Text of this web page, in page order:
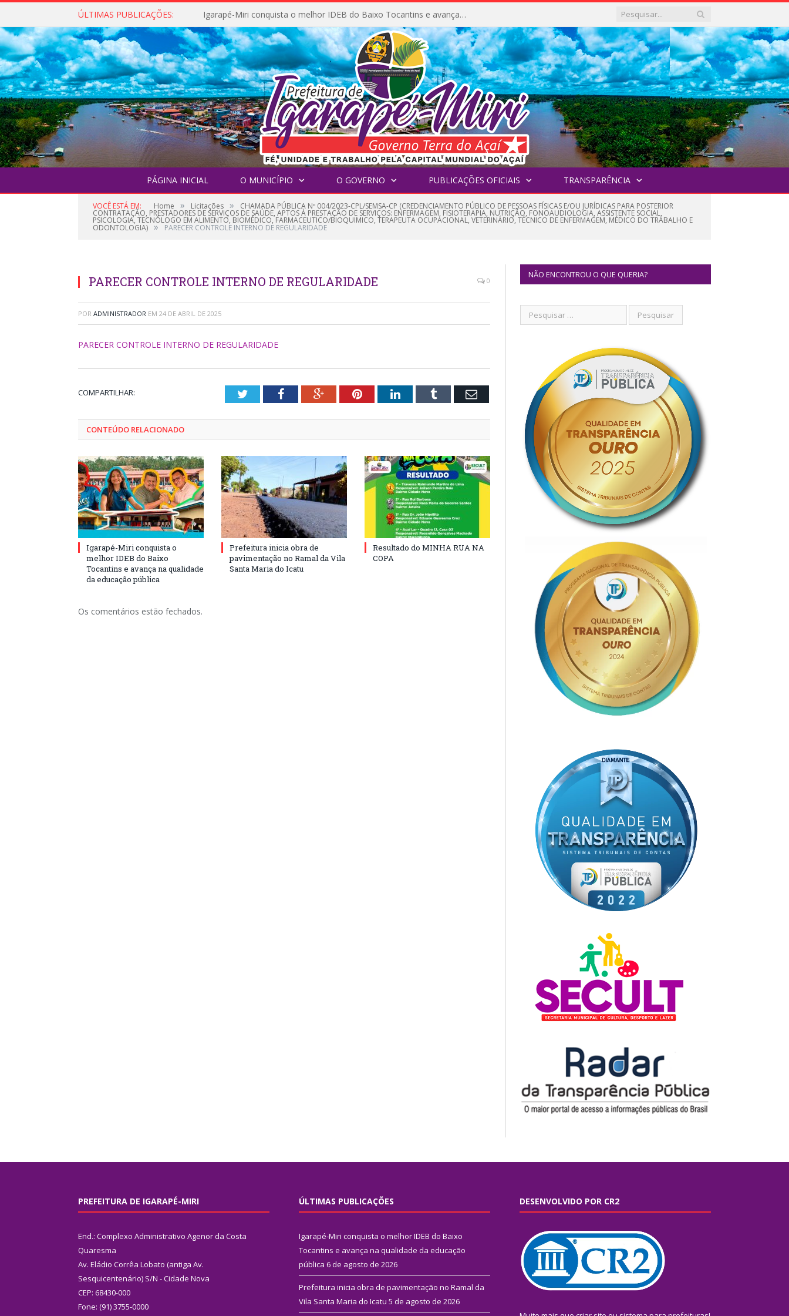
ÚLTIMAS PUBLICAÇÕES: Igarapé-Miri conquista o melhor IDEB do Baixo Tocantins e avança na qualidade da educação pública
PÁGINA INICIAL O MUNICÍPIO O GOVERNO PUBLICAÇÕES OFICIAIS TRANSPARÊNCIA
VOCÊ ESTÁ EM: Home » Licitações » CHAMADA PÚBLICA Nº 004/2023-CPL/SEMSA-CP (CREDENCIAMENTO PÚBLICO DE PESSOAS FÍSICAS E/OU JURÍDICAS PARA POSTERIOR
CONTRATAÇÃO, PRESTADORES DE SERVIÇOS DE SAÚDE, APTOS À PRESTAÇÃO DE SERVIÇOS: ENFERMAGEM, FISIOTERAPIA, NUTRIÇÃO, FONOAUDIOLOGIA, ASSISTENTE SOCIAL,
PSICOLOGIA, TECNÓLOGO EM ALIMENTO, BIOMÉDICO, FARMACEUTICO/BIOQUIMICO, TERAPEUTA OCUPACIONAL, VETERINÁRIO, TÉCNICO DE ENFERMAGEM, MÉDICO DO TRABALHO E
ODONTOLOGIA) » PARECER CONTROLE INTERNO DE REGULARIDADE
PARECER CONTROLE INTERNO DE REGULARIDADE 0
POR ADMINISTRADOR EM 24 DE ABRIL DE 2025
PARECER CONTROLE INTERNO DE REGULARIDADE
COMPARTILHAR: TwitterFacebookGoogle+PinterestLinkedInTumblr Email
CONTEÚDO RELACIONADO
Igarapé-Miri conquista o
melhor IDEB do Baixo
Tocantins e avança na qualidade
da educação pública
Prefeitura inicia obra de
pavimentação no Ramal da Vila
Santa Maria do Icatu
Resultado do MINHA RUA NA
COPA
Os comentários estão fechados.
NÃO ENCONTROU O QUE QUERIA?
PREFEITURA DE IGARAPÉ-MIRI
End.: Complexo Administrativo Agenor da Costa
Quaresma
Av. Eládio Corrêa Lobato (antiga Av.
Sesquicentenário) S/N - Cidade Nova
CEP: 68430-000
Fone: (91) 3755-0000
ÚLTIMAS PUBLICAÇÕES
Igarapé-Miri conquista o melhor IDEB do Baixo
Tocantins e avança na qualidade da educação
pública 6 de agosto de 2026
Prefeitura inicia obra de pavimentação no Ramal da
Vila Santa Maria do Icatu 5 de agosto de 2026
DESENVOLVIDO POR CR2